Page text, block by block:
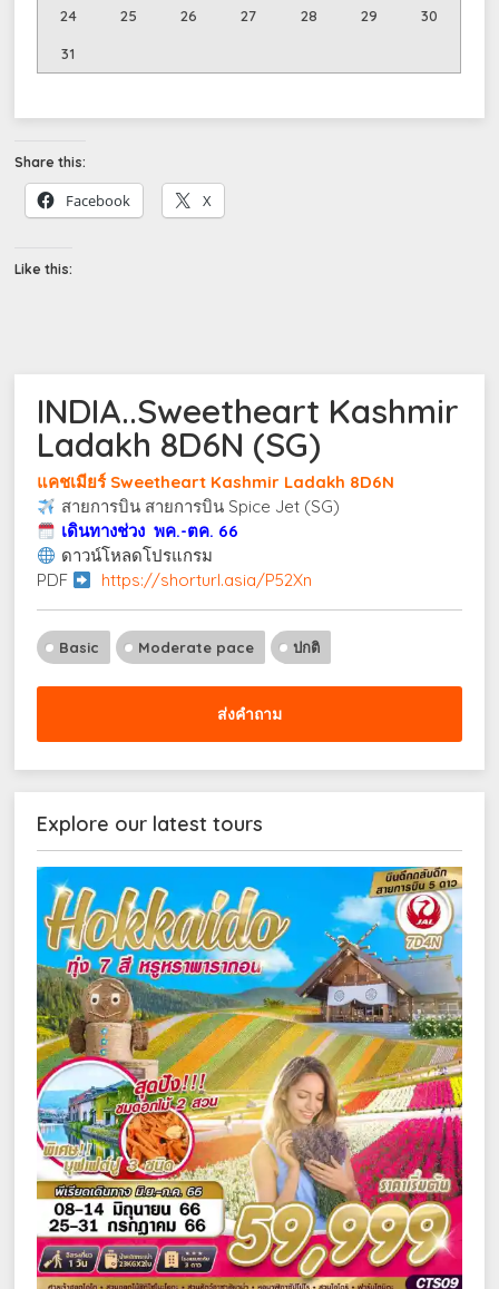
24 25 26 27 28 29 30
31
Share this:
Facebook X
Like this:
INDIA..Sweetheart Kashmir
Ladakh 8D6N (SG)
แคชเมียร์ Sweetheart Kashmir Ladakh 8D6N
สายการบิน สายการบิน Spice Jet (SG)
เดินทางช่วง พค.-ตค. 66
ดาวน์โหลดโปรแกรม
PDF
https://shorturl.asia/P52Xn
Basic Moderate pace ปกติ
ส่งคำถาม
Explore our latest tours